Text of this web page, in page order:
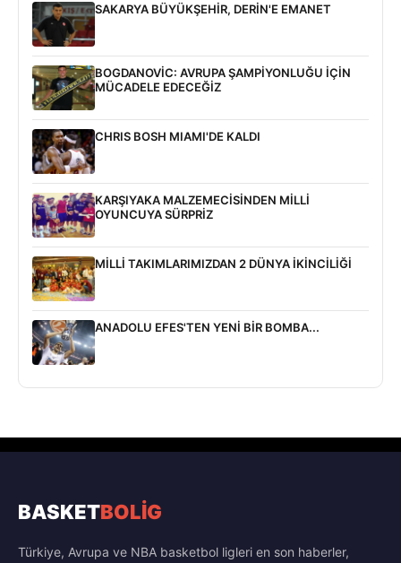
SAKARYA BÜYÜKŞEHİR, DERİN'E EMANET
BOGDANOVİC: AVRUPA ŞAMPİYONLUĞU İÇİN
MÜCADELE EDECEĞİZ
CHRIS BOSH MIAMI'DE KALDI
KARŞIYAKA MALZEMECİSİNDEN MİLLİ
OYUNCUYA SÜRPRİZ
MİLLİ TAKIMLARIMIZDAN 2 DÜNYA İKİNCİLİĞİ
ANADOLU EFES'TEN YENİ BİR BOMBA...
BASKETBOLİG
Türkiye, Avrupa ve NBA basketbol ligleri en son haberler,